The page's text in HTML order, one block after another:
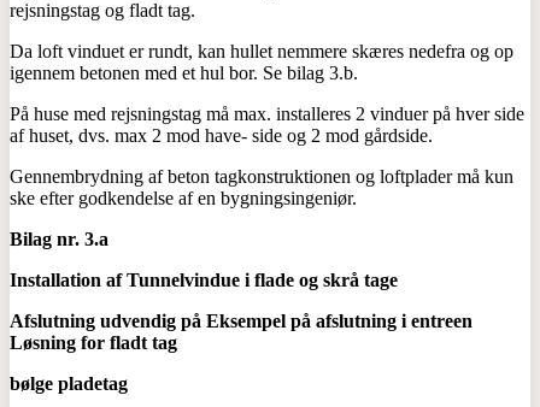
rejsningstag og fladt tag.
Da loft vinduet er rundt, kan hullet nemmere skæres nedefra og op
igennem betonen med et hul bor. Se bilag 3.b.
På huse med rejsningstag må max. installeres 2 vinduer på hver side
af huset, dvs. max 2 mod have- side og 2 mod gårdside.
Gennembrydning af beton tagkonstruktionen og loftplader må kun
ske efter godkendelse af en bygningsingeniør.
Bilag nr. 3.a
Installation af Tunnelvindue i flade og skrå tage
Afslutning udvendig på Eksempel på afslutning i entreen
Løsning for fladt tag
bølge pladetag